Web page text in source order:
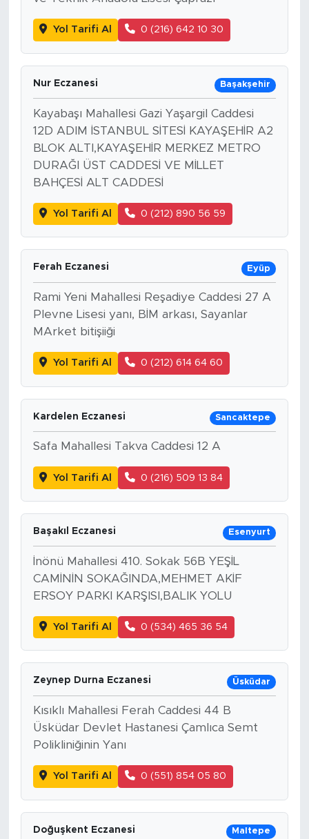
Yol Tarifi Al 0 (216) 642 10 30
Nur Eczanesi Başakşehir
Kayabaşı Mahallesi Gazi Yaşargil Caddesi
12D ADIM İSTANBUL SİTESİ KAYAŞEHİR A2
BLOK ALTI,KAYAŞEHİR MERKEZ METRO
DURAĞI ÜST CADDESİ VE MİLLET
BAHÇESİ ALT CADDESİ
Yol Tarifi Al 0 (212) 890 56 59
Ferah Eczanesi Eyüp
Rami Yeni Mahallesi Reşadiye Caddesi 27 A
Plevne Lisesi yanı, BİM arkası, Sayanlar
MArket bitişiiği
Yol Tarifi Al 0 (212) 614 64 60
Kardelen Eczanesi Sancaktepe
Safa Mahallesi Takva Caddesi 12 A
Yol Tarifi Al 0 (216) 509 13 84
Başakıl Eczanesi Esenyurt
İnönü Mahallesi 410. Sokak 56B YEŞİL
CAMİNİN SOKAĞINDA,MEHMET AKİF
ERSOY PARKI KARŞISI,BALIK YOLU
Yol Tarifi Al 0 (534) 465 36 54
Zeynep Durna Eczanesi Üsküdar
Kısıklı Mahallesi Ferah Caddesi 44 B
Üsküdar Devlet Hastanesi Çamlıca Semt
Polikliniğinin Yanı
Yol Tarifi Al 0 (551) 854 05 80
Doğuşkent Eczanesi Maltepe